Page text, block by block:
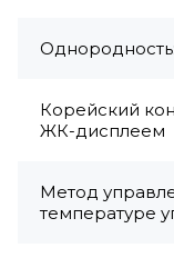
Однородность:
Корейский
ЖК-дисплеем
Метод
температуре